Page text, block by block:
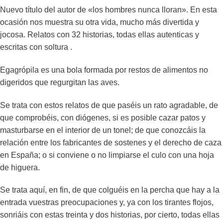
Nuevo título del autor de «los hombres nunca lloran». En esta
ocasión nos muestra su otra vida, mucho más divertida y
jocosa. Relatos con 32 historias, todas ellas autenticas y
escritas con soltura .
Egagrópila es una bola formada por restos de alimentos no
digeridos que regurgitan las aves.
Se trata con estos relatos de que paséis un rato agradable, de
que comprobéis, con diógenes, si es posible cazar patos y
masturbarse en el interior de un tonel; de que conozcáis la
relación entre los fabricantes de sostenes y el derecho de caza
en España; o si conviene o no limpiarse el culo con una hoja
de higuera.
Se trata aquí, en fin, de que colguéis en la percha que hay a la
entrada vuestras preocupaciones y, ya con los tirantes flojos,
sonriáis con estas treinta y dos historias, por cierto, todas ellas